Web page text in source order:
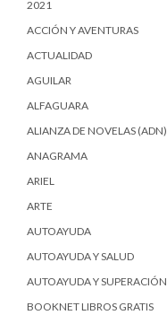
2021
ACCIÓN Y AVENTURAS
ACTUALIDAD
AGUILAR
ALFAGUARA
ALIANZA DE NOVELAS (ADN)
ANAGRAMA
ARIEL
ARTE
AUTOAYUDA
AUTOAYUDA Y SALUD
AUTOAYUDA Y SUPERACIÓN
BOOKNET LIBROS GRATIS